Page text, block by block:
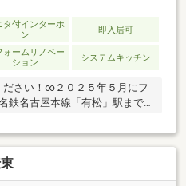
タ付インターホ
ン
即入居可
ォームリノベー
ション
システムキッチン
ださい！∞２０２５年５月にフ
鉄名古屋本線「有松」駅まで
ータルコーディネート♪∞リビ
で20帖超えの広々空間♪∞子育
ナーあり♪∞駅、大型商業施
徒歩圏内♪∞隣接駐車場１台継